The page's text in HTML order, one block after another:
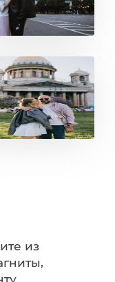
из